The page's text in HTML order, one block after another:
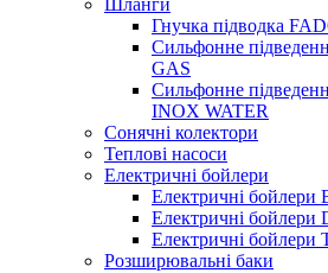
Шланги
Гнучка підводка
Сильфонне
GAS
Сильфонне
INOX WATER
Сонячні колектори
Теплові насоси
Електричні бойлери
Електричні бойлери
Електричні бойлери
Електричні бойлери
Розширювальні баки